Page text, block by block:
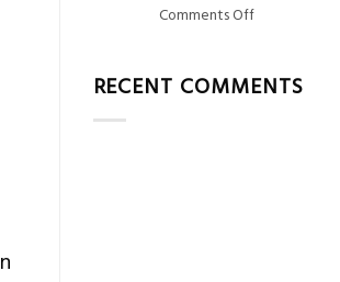
Berikut
Kualifikasi
Comments Offon
Tanah
RECENT COMMENTS